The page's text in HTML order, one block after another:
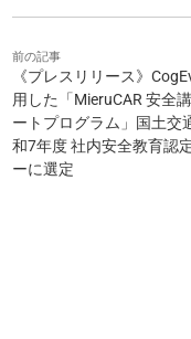
前の記事
《プレスリリース》
用した「MieruCAR 安全
ートプログラム」国土交
和7年度 社内安全教育認
ーに選定